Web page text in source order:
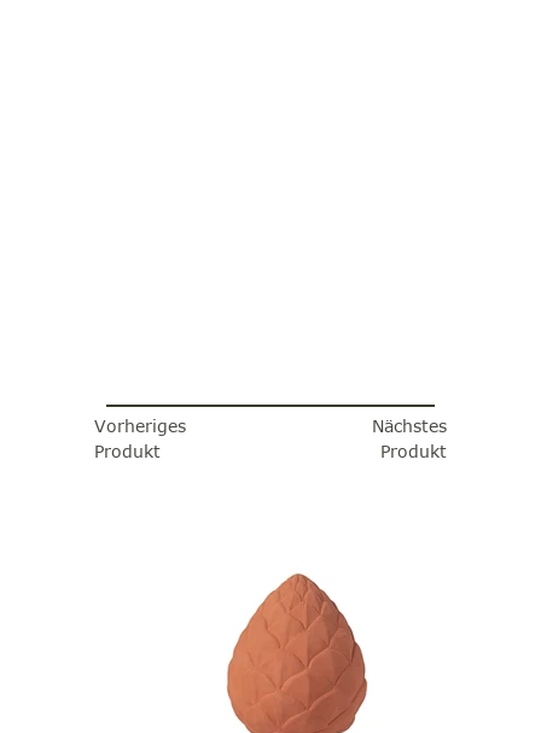
Vorheriges
Produkt
Nächstes
Produkt